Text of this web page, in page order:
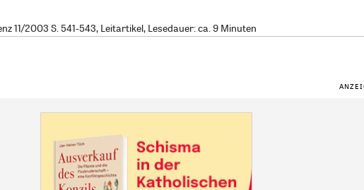
11/2003 S. 541-543, Leitartikel, Lesedauer: ca. 9 Minuten